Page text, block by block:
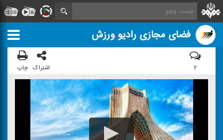
فضای مجازی رادیو ورزش
۲ اشتراک چاپ